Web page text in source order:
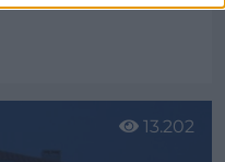
13.202